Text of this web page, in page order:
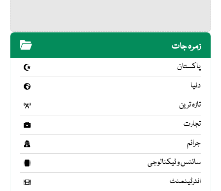
زمرہ جات
پاکستان
دنیا
تازہ ترین
تجارت
جرائم
سائنس و ٹیکنالوجی
انٹرٹینمنٹ